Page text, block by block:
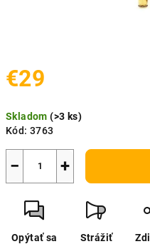
€29
cena:
Skladom(>3 ks)
Kód: 3763
+
−
Opýtať sa Strážiť